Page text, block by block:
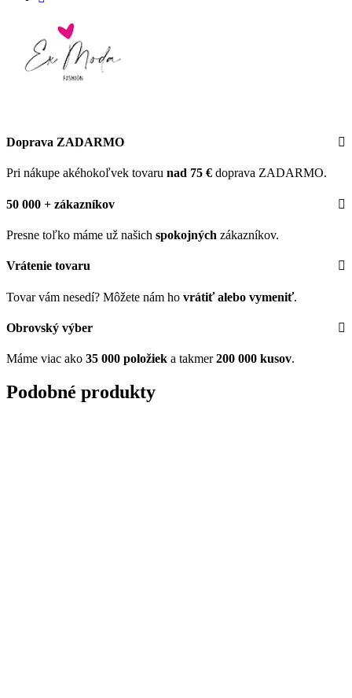
Doprava ZADARMO
Pri nákupe akéhokoľvek tovaru nad 75 € doprava ZADARMO.
50 000 + zákazníkov
Presne toľko máme už našich spokojných zákazníkov.
Vrátenie tovaru
Tovar vám nesedí? Môžete nám ho vrátiť alebo vymeniť.
Obrovský výber
Máme viac ako 35 000 položiek a takmer200 000 kusov.
Podobné produkty